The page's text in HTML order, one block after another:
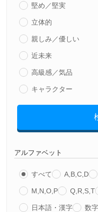
堅め／堅実
立体的
親しみ／優しい
近未来
高級感／気品
キャラクター
アルファベット
すべて A,B,C,D
M,N,O,P Q,R,S,T
日本語・漢字 数字